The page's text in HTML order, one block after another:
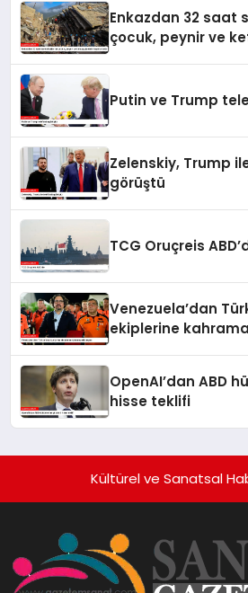
Enkazdan 32 saat
çocuk, peynir ve
Putin ve Trump
Zelenskiy, Trump
görüştü
TCG Oruçreis
Venezuela’dan
ekiplerine
OpenAI’dan ABD
hisse teklifi
Kültürel ve Sanatsal